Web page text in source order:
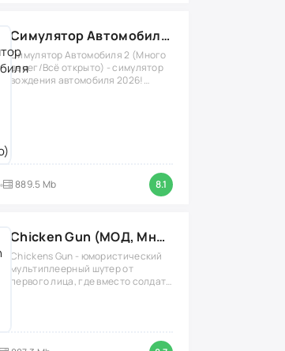
Симулятор Автомобиля 2 (Мод Много денег/Всё открыто)
Симулятор Автомобиля 2 (Много
денег/Всё открыто) - симулятор
вождения автомобиля 2026!
889.5 Mb 8.1
Chicken Gun (МОД, Много денег)
Chickens Gun - юмористический
мультиплеерный шутер от
первого лица, где вместо солдат